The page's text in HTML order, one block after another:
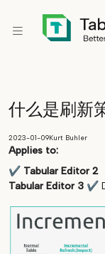
什么是刷新
2023-01-09Kurt Buhler
Applies to:
✔ Tabular Editor 2
Tabular Editor 3 ✔